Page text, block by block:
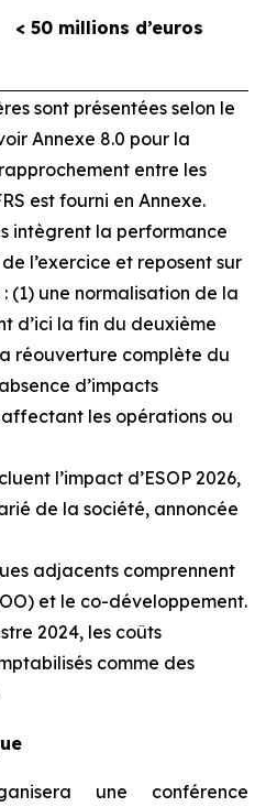
< 50 millions d’euros
sont présentées selon le
Annexe 8.0 pour la
entre les
est fourni en Annexe.
intègrent la performance
l’exercice et reposent sur
(1) une normalisation de la
d’ici la fin du deuxième
réouverture complète du
d’impacts
les opérations ou
l’impact d’ESOP 2026,
de la société, annoncée
adjacents comprennent
et le co-développement.
2024, les coûts
comme des
une conférence